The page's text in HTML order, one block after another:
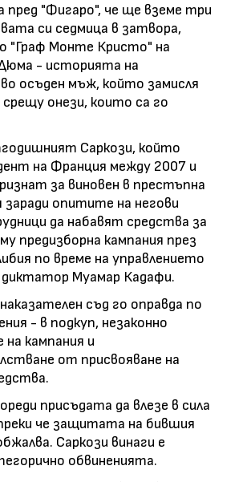
пред "Фигаро", че ще вземе три
си седмица в затвора,
"Граф Монте Кристо" на
- историята на
осъден мъж, който замисля
онези, които са го
Саркози, който
на Франция между 2007 и
за виновен в престъпна
заради опитите на негови
да набавят средства за
предизборна кампания през
по време на управлението
диктатор Муамар Кадафи.
съд го оправда по
- в подкуп, незаконно
на кампания и
от присвояване на
присъдата да влезе в сила
че защитата на бившия
Саркози винаги е
обвиненията.